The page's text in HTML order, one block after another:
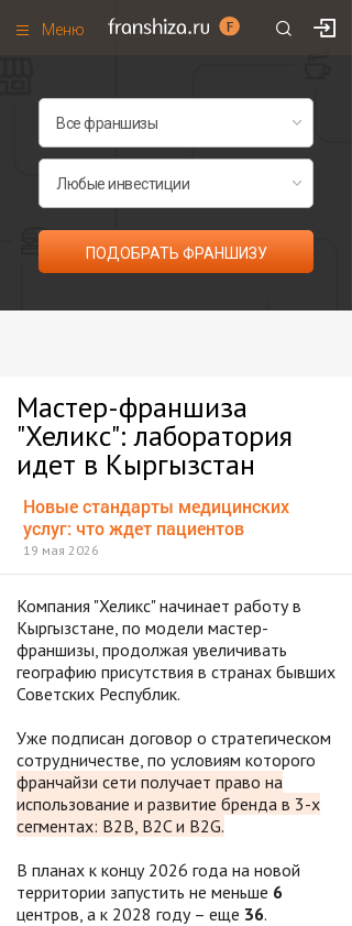
Меню
Франшизы по категориям
Рейтинг франшиз
Все франшизы списком
ПОДОБРАТЬ ФРАНШИЗУ
Мастер-франшиза
"Хеликс": лаборатория
идет в Кыргызстан
Новые стандарты медицинских
услуг: что ждет пациентов
19 мая 2026
Компания "Хеликс" начинает работу в
Кыргызстане, по модели мастер-
франшизы, продолжая увеличивать
географию присутствия в странах бывших
Советских Республик.
Уже подписан договор о стратегическом
сотрудничестве, по условиям которого
франчайзи сети получает право на
использование и развитие бренда в 3-х
сегментах: B2B, B2C и B2G.
В планах к концу 2026 года на новой
территории запустить не меньше 6
центров, а к 2028 году – еще 36.